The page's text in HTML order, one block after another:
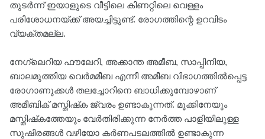
തുടർന്ന് ഇയാളുടെ വീട്ടിലെ കിണറ്റിലെ വെള്ളം
പരിശോധനയ്ക്ക് അയച്ചിട്ടുണ്ട്. രോഗത്തിന്റെ ഉറവിടം
വ്യക്തമല്ല.
നേഗ്ലെറിയ ഫൗലേറി, അക്കാന്ത അമീബ, സാപ്പിനിയ,
ബാലമുത്തിയ വെർമമീബ എന്നീ അമീബ വിഭാഗത്തിൽപ്പെട്ട
രോഗാണുക്കൾ തലച്ചോറിനെ ബാധിക്കുമ്പോഴാണ്
അമീബിക് മസ്തിഷ്‌ക ജ്വരം ഉണ്ടാകുന്നത്. മൂക്കിനേയും
മസ്തിഷ്‌കത്തേയും വേർതിരിക്കുന്ന നേർത്ത പാളിയിലുള്ള
സുഷിരങ്ങൾ വഴിയോ കർണപടലത്തിൽ ഉണ്ടാകുന്ന